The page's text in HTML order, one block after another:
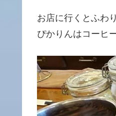
お店に行くとふわ
ぴかりんはコーヒ